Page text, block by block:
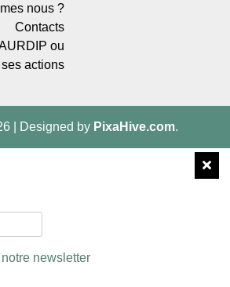
nous ?
Contacts
ou
actions
Designed by PixaHive.com.
newsletter